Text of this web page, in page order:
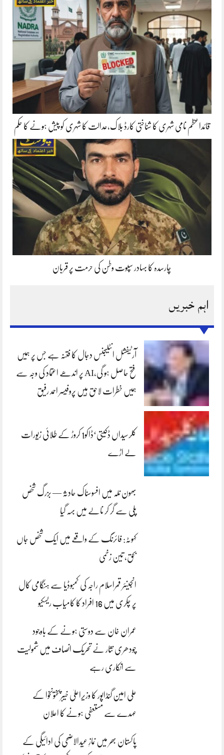
قائداعظم نامی شہری کا شناختی کارڈ بلاک،عدالت کا شہری کو پیش ہونے کا حکم
چارسدہ کا بہادر سپوت وطن کی حرمت پر قربان
اہم خبریں
آرٹیفشل انٹلیجنس دجال کا فتنہ ہے جس پر ہمیں
فتح حاصل ہو گی،AI پر اندھے اعتماد کی وجہ سے
ہمیں خطرات لاحق ہیں پروفیسر احمد رفیق
کلرسیداں ڈکیتی‘ڈاکو1 کروڑ کے طلائی زیورات
لے اڑے
بھون نلہ میں افسوسناک حادثہ — بزرگ شخص
پلی سے گر کر نالے میں بہہ گیا
کہوٹہ: فائرنگ کے واقعے میں ایک شخص جاں
بحق، تین زخمی
انجینئر قمراسلام راجہ کی کمبوڈیا سے ہنگامی کال
پر چکری میں 16 افراد کا کامیاب ریسکیو
عمران خان سے دوستی ہونے کے باوجود
چودھری نثار نے تحریک انصاف میں شمولیت
سے انکاری رہے
علی امین گنڈاپور کا وزیراعلیٰ خیبرپختونخوا کے
عہدے سے مستعفی ہونے کا اعلان
پاکستان بھر میں نمازِ عیدالاضحی کی ادائیگی کے